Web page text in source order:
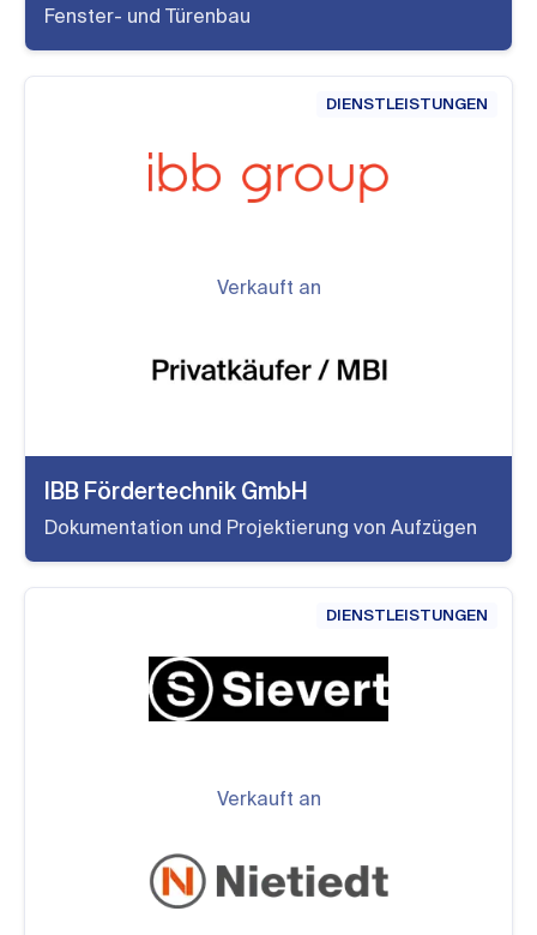
Fenster- und Türenbau
DIENSTLEISTUNGEN
Verkauft an
IBB Fördertechnik GmbH
Dokumentation und Projektierung von Aufzügen
DIENSTLEISTUNGEN
Verkauft an